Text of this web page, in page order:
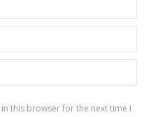
this browser for the next time I